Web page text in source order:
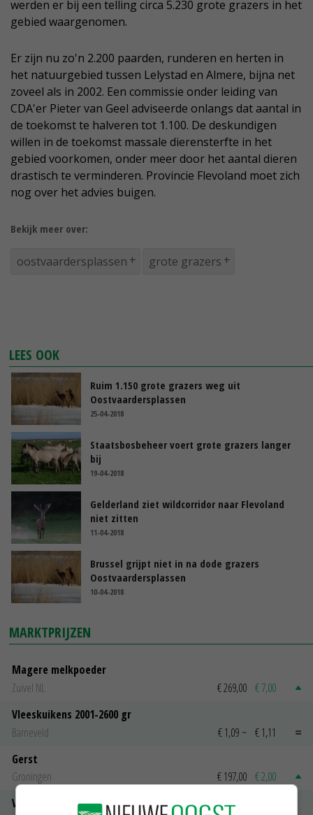
werden er bij een telling circa 5.230 grote grazers in het
gebied waargenomen.
Er zijn nu zo'n 2.200 paarden, runderen en herten in
het natuurgebied tussen Lelystad en Almere, bijna net
zoveel als in 2002. Een commissie onder leiding van
CDA'er Pieter van Geel adviseerde onlangs dat aantal in
de toekomst te halveren tot 1.100. De deskundigen
willen in de toekomst massale dierensterfte in het
gebied voorkomen, onder meer door het aantal dieren
drastisch te verminderen. Provincie Flevoland moet zich
nog over het advies buigen.
Bekijk meer over:
oostvaardersplassen grote grazers
LEES OOK
Ruim 1.150 grote grazers weg uit
Oostvaardersplassen
25-04-2018
Staatsbosbeheer voert grote grazers langer
bij
19-04-2018
Gelderland ziet wildcorridor naar Flevoland
niet zitten
11-04-2018
Brussel grijpt niet in na dode grazers
Oostvaardersplassen
10-04-2018
MARKTPRIJZEN
Magere melkpoeder
Zuivel NL
€ 269,00 € 7,00
Vleeskuikens 2001-2600 gr
Barneveld
€ 1,09 ~ € 1,11
Gerst
Groningen
€ 197,00 € 2,00
Volle melkpoeder